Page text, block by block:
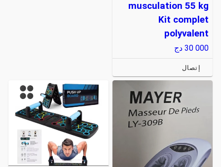
musculation 55 kg
Kit complet
polyvalent
30 000 دج
إتصال